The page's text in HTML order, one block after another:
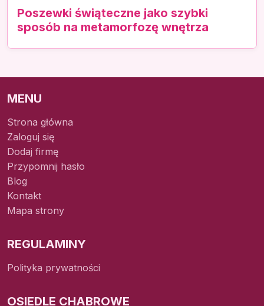
Poszewki świąteczne jako szybki
sposób na metamorfozę wnętrza
MENU
Strona główna
Zaloguj się
Dodaj firmę
Przypomnij hasło
Blog
Kontakt
Mapa strony
REGULAMINY
Polityka prywatności
OSIEDLE CHABROWE